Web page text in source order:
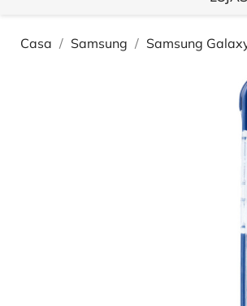
Casa Samsung Samsung